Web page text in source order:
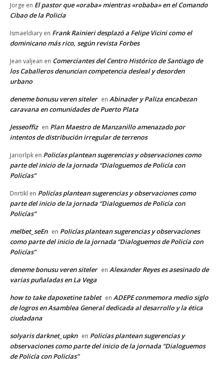
Jorge en El pastor que «oraba» mientras «robaba» en el Comando
Cibao de la Policía
Ismaeldiary en Frank Rainieri desplazó a Felipe Vicini como el
dominicano más rico, según revista Forbes
Jean valjean en Comerciantes del Centro Histórico de Santiago de
los Caballeros denuncian competencia desleal y desorden
urbano
deneme bonusu veren siteler en Abinader y Paliza encabezan
caravana en comunidades de Puerto Plata
Jesseoffiz en Plan Maestro de Manzanillo amenazado por
intentos de distribución irregular de terrenos
Jariorlpk en Policías plantean sugerencias y observaciones como
parte del inicio de la jornada “Dialoguemos de Policía con
Policías”
Dnrtikl en Policías plantean sugerencias y observaciones como
parte del inicio de la jornada “Dialoguemos de Policía con
Policías”
melbet_seEn en Policías plantean sugerencias y observaciones
como parte del inicio de la jornada “Dialoguemos de Policía con
Policías”
deneme bonusu veren siteler en Alexander Reyes es asesinado de
varias puñaladas en La Vega
how to take dapoxetine tablet en ADEPE conmemora medio siglo
de logros en Asamblea General dedicada al desarrollo y la ética
ciudadana
solyaris darknet_upkn en Policías plantean sugerencias y
observaciones como parte del inicio de la jornada “Dialoguemos
de Policía con Policías”